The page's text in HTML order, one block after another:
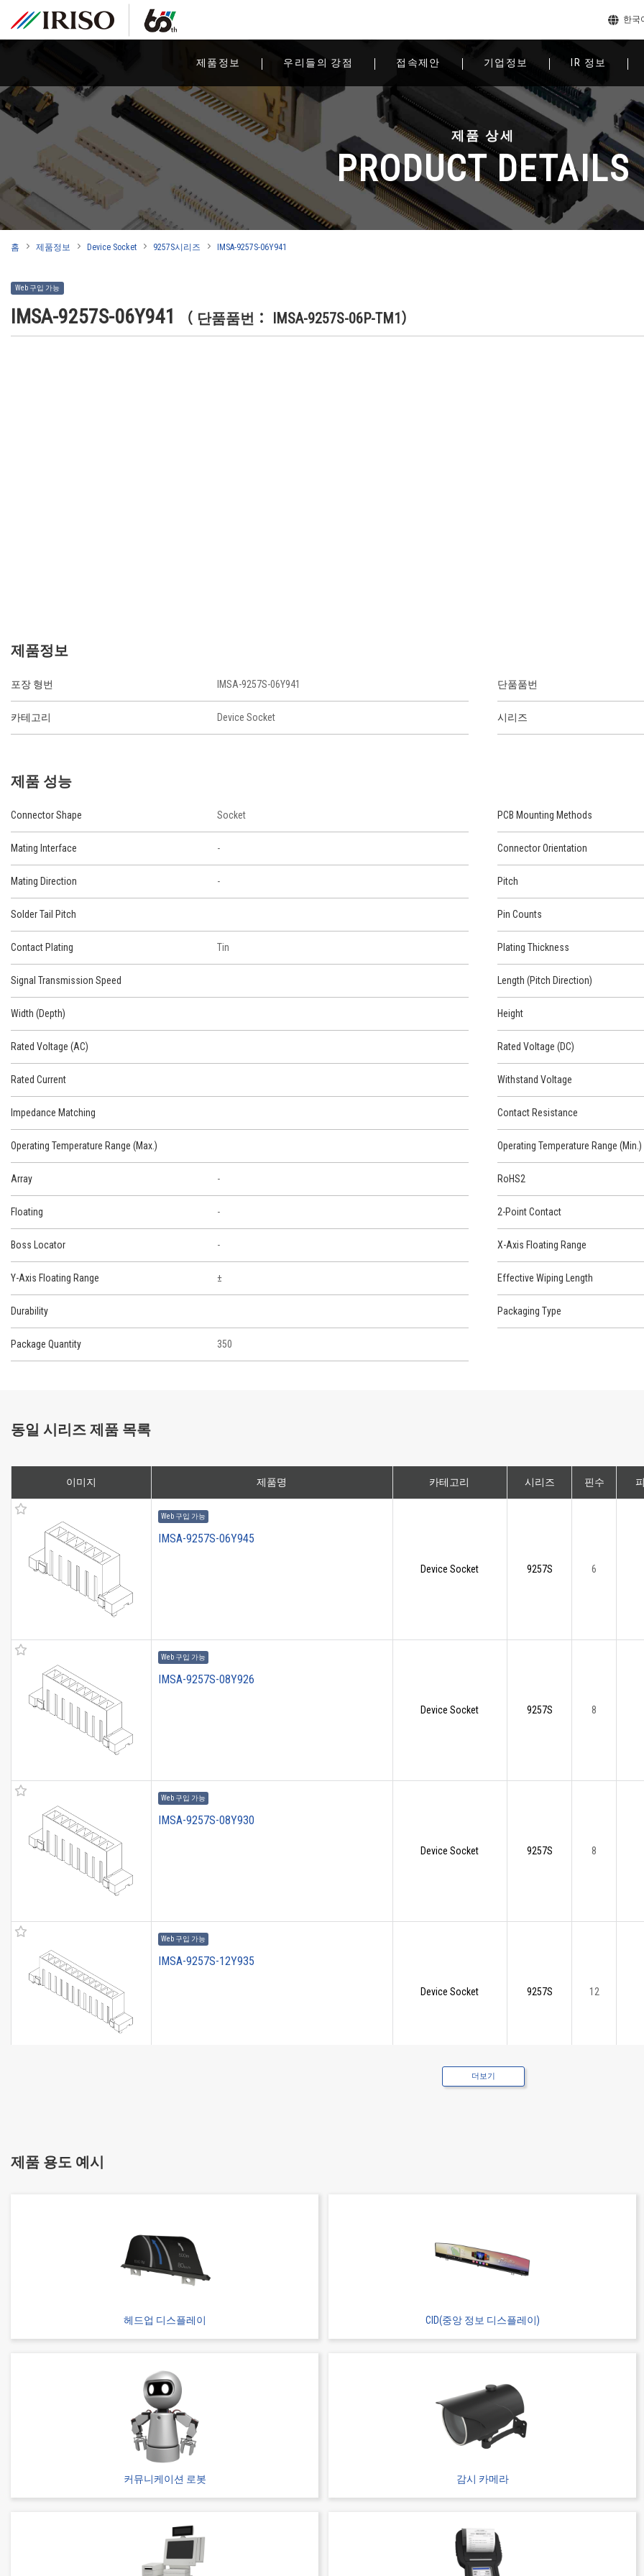
한국
제품정보 우리들의 강점 접속제안 기업정보 IR 정보
제품 상세
PRODUCT DETAILS
홈 제품정보 Device Socket 9257S시리즈 IMSA-9257S-06Y941
Web 구입 가능
IMSA-9257S-06Y941 （ 단품품번： IMSA-9257S-06P-TM1）
제품정보
포장 형번 IMSA-9257S-06Y941 단품품번
카테고리 Device Socket 시리즈
제품 성능
Connector Shape Socket PCB Mounting Methods
Mating Interface - Connector Orientation
Mating Direction - Pitch
Solder Tail Pitch Pin Counts
Contact Plating Tin Plating Thickness
Signal Transmission Speed Length (Pitch Direction)
Width (Depth) Height
Rated Voltage (AC) Rated Voltage (DC)
Rated Current Withstand Voltage
Impedance Matching Contact Resistance
Operating Temperature Range (Max.) Operating Temperature Range (Min.)
Array - RoHS2
Floating - 2-Point Contact
Boss Locator - X-Axis Floating Range
Y-Axis Floating Range Effective Wiping Length
Durability Packaging Type
Package Quantity 350
동일 시리즈 제품 목록
이미지 제품명 카테고리 시리즈 핀수
Web 구입 가능
IMSA-9257S-06Y945
Device Socket 9257S 6
Web 구입 가능
IMSA-9257S-08Y926
Device Socket 9257S 8
Web 구입 가능
IMSA-9257S-08Y930
Device Socket 9257S 8
Web 구입 가능
IMSA-9257S-12Y935
Device Socket 9257S 12
IMSA-9257S-14Y926
9257S
IMSA-9257S-14Y935
Device Socket
IMSA-9257S-16Y935
Device Socket
더보기
제품 용도 예시
헤드업 디스플레이 CID(중앙 정보 디스플레이)
커뮤니케이션 로봇 감시 카메라